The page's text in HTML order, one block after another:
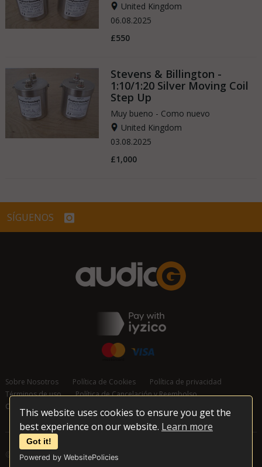
This website uses cookies to ensure you get the
best experience on our website. Learn more
Got it!
Powered by WebsitePolicies
United Kingdom
06.08.2025
£550
Stevens & Billington -
1:10/1:20 Silver Moving Coil
Step Up
Muy bueno - Como nuevo
United Kingdom
03.08.2025
£1,000
SÍGUENOS
Sobre Nosotros Política de Cookies
Política de privacidad
Términos de uso
Política de Cancelación y Reembolso
Contáctanos
© 2026 audioG - Todos los derechos reservados